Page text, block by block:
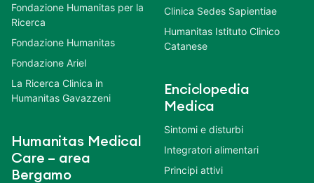
Fondazione Humanitas per la
Ricerca
Fondazione Humanitas
Fondazione Ariel
La Ricerca Clinica in
Humanitas Gavazzeni
Humanitas Medical
Care – area
Bergamo
Clinica Sedes Sapientiae
Humanitas Istituto Clinico
Catanese
Enciclopedia
Medica
Sintomi e disturbi
Integratori alimentari
Principi attivi